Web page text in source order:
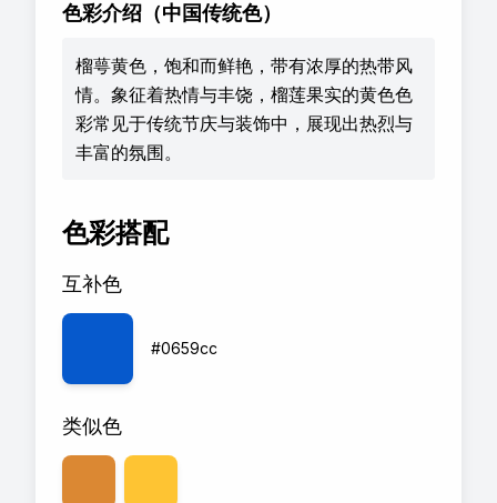
色彩介绍 （中国传统色）
榴萼黄色，饱和而鲜艳，带有浓厚的热带风
情。象征着热情与丰饶，榴莲果实的黄色色
彩常见于传统节庆与装饰中，展现出热烈与
丰富的氛围。
色彩搭配
互补色
#0659cc
类似色